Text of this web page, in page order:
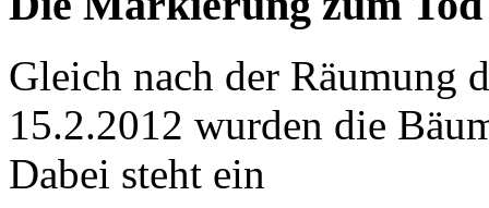
Gleich nach der Räumung
15.2.2012 wurden die
Dabei steht ein